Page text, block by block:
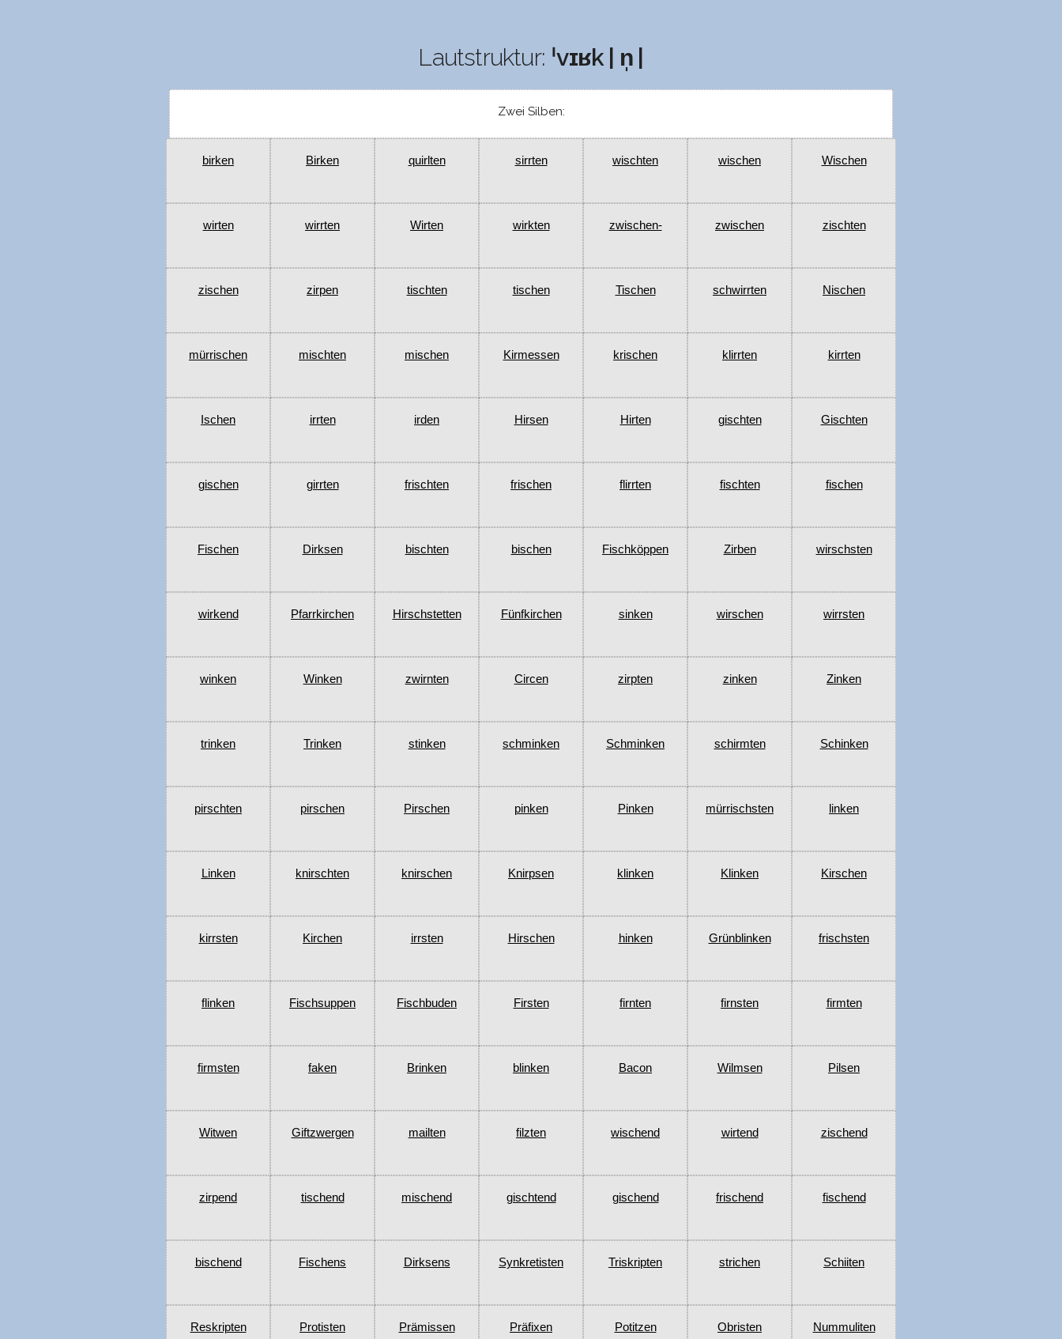
Lautstruktur: ˈvɪʁk | n̩ |
Zwei Silben:
birken Birken quirlten sirrten wischten wischen Wischen
wirten wirrten Wirten wirkten zwischen- zwischen zischten
zischen zirpen tischten tischen Tischen schwirrten Nischen
mürrischen mischten mischen Kirmessen krischen klirrten kirrten
Ischen irrten irden Hirsen Hirten gischten Gischten
gischen girrten frischten frischen flirrten fischten fischen
Fischen Dirksen bischten bischen Fischköppen Zirben wirschsten
wirkend Pfarrkirchen Hirschstetten Fünfkirchen sinken wirschen wirrsten
winken Winken zwirnten Circen zirpten zinken Zinken
trinken Trinken stinken schminken Schminken schirmten Schinken
pirschten pirschen Pirschen pinken Pinken mürrischsten linken
Linken knirschten knirschen Knirpsen klinken Klinken Kirschen
kirrsten Kirchen irrsten Hirschen hinken Grünblinken frischsten
flinken Fischsuppen Fischbuden Firsten firnten firnsten firmten
firmsten faken Brinken blinken Bacon Wilmsen Pilsen
Witwen Giftzwergen mailten filzten wischend wirtend zischend
zirpend tischend mischend gischtend gischend frischend fischend
bischend Fischens Dirksens Synkretisten Triskripten strichen Schiiten
Reskripten Protisten Prämissen Präfixen Potitzen Obristen Nummuliten